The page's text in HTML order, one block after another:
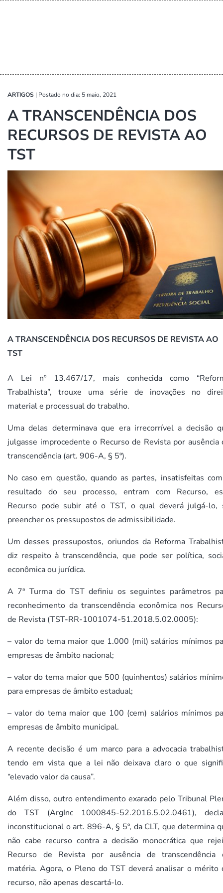
ARTIGOS | Postado no dia: 5 maio, 2021
A TRANSCENDÊNCIA DOS
RECURSOS DE REVISTA AO
TST
A TRANSCENDÊNCIA DOS RECURSOS DE REVISTA AO
TST
A Lei nº 13.467/17, mais conhecida como
Trabalhista”, trouxe uma série de inovações no
material e processual do trabalho.
Uma delas determinava que era irrecorrível a decisão
julgasse improcedente o Recurso de Revista por ausência
transcendência (art. 906-A, § 5º).
No caso em questão, quando as partes, insatisfeitas
resultado do seu processo, entram com Recurso,
Recurso pode subir até o TST, o qual deverá julgá-lo,
preencher os pressupostos de admissibilidade.
Um desses pressupostos, oriundos da Reforma
diz respeito à transcendência, que pode ser política,
econômica ou jurídica.
A 7ª Turma do TST definiu os seguintes parâmetros
reconhecimento da transcendência econômica nos
de Revista (TST-RR-1001074-51.2018.5.02.0005):
– valor do tema maior que 1.000 (mil) salários mínimos
empresas de âmbito nacional;
– valor do tema maior que 500 (quinhentos) salários
para empresas de âmbito estadual;
– valor do tema maior que 100 (cem) salários mínimos
empresas de âmbito municipal.
A recente decisão é um marco para a advocacia
tendo em vista que a lei não deixava claro o que
“elevado valor da causa”.
Além disso, outro entendimento exarado pelo Tribunal
do TST (ArgInc 1000845-52.2016.5.02.0461),
inconstitucional o art. 896-A, § 5º, da CLT, que determina
não cabe recurso contra a decisão monocrática que
Recurso de Revista por ausência de transcendência
matéria. Agora, o Pleno do TST deverá analisar o mérito
recurso, não apenas descartá-lo.